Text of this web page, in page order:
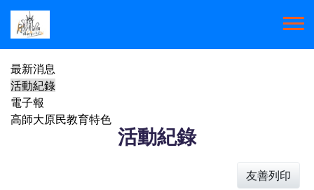
最新消息
活動紀錄
電子報
高師大原民教育特色
活動紀錄